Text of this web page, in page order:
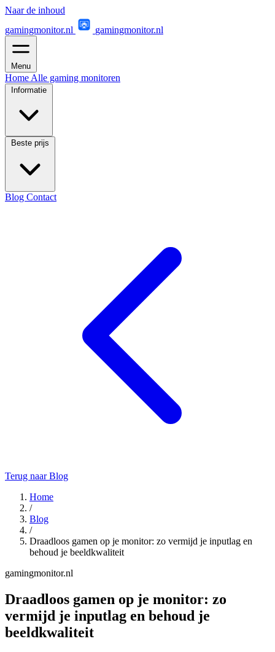
Naar de inhoud
gamingmonitor.nl
gamingmonitor.nl
Menu
Home Alle gaming monitoren
Informatie
Beste prijs
Blog Contact
Terug naar Blog
Home
/
Blog
/
Draadloos gamen op je monitor: zo vermijd je inputlag en
behoud je beeldkwaliteit
gamingmonitor.nl
Draadloos gamen op je monitor: zo
vermijd je inputlag en behoud je
beeldkwaliteit